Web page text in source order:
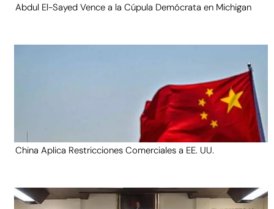
Abdul El-Sayed Vence a la Cúpula Demócrata en Michigan
China Aplica Restricciones Comerciales a EE. UU.